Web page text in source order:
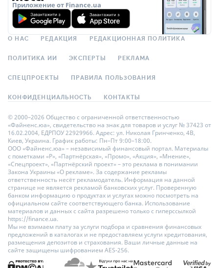
Приложение от Finance.ua
О НАС РЕДАКЦИЯ РЕДАКЦИОННАЯ ПОЛИТИКА
ПОЛИТИКА ИИ ЭКСПЕРТЫ РЕКЛАМА
СПЕЦПРОЕКТЫ ПРАВИЛА ПОЛЬЗОВАНИЯ
КОНФИДЕНЦИАЛЬНОСТЬ КОНТАКТЫ
© 2000–2026 Общество с ограниченной ответственностью
«Файненс.юа», свидетельство на знак для товаров и услуг № 37423 от
16.02.2004, ЕДРПОУ 22929966. Адрес: ул. Николая Гринченко, 4В,
Киев, Украина. График работы: Пн–Пт 9:00–18:00.
ООО «Файненс.юа» – независимый финансовый портал. Материалы
с пометками «Р», «Партнёрская», «Промо», «Акция», «Мнение»,
«Спецпроект», «Партнёрский проект» – это реклама в понимании
Закона Украины «О рекламе». За содержание рекламы
ответственность несёт рекламодатель. Информация на данной
странице не является рекламой банковских услуг. Проверенную
банком информацию о продуктах и услугах можно посмотреть на
официальном сайте соответствующего банка. Использование
материалов и данных с сайта разрешено только с гиперссылкой
https://finance.ua.
Мы не взимаем плату за услуги подбора и сравнения финансовых
предложений в каталогах и не предоставляем услуги кредитования,
размещения депозитов и страхования. Ваши личные данные на
сайте защищены шифрованием AES-256.